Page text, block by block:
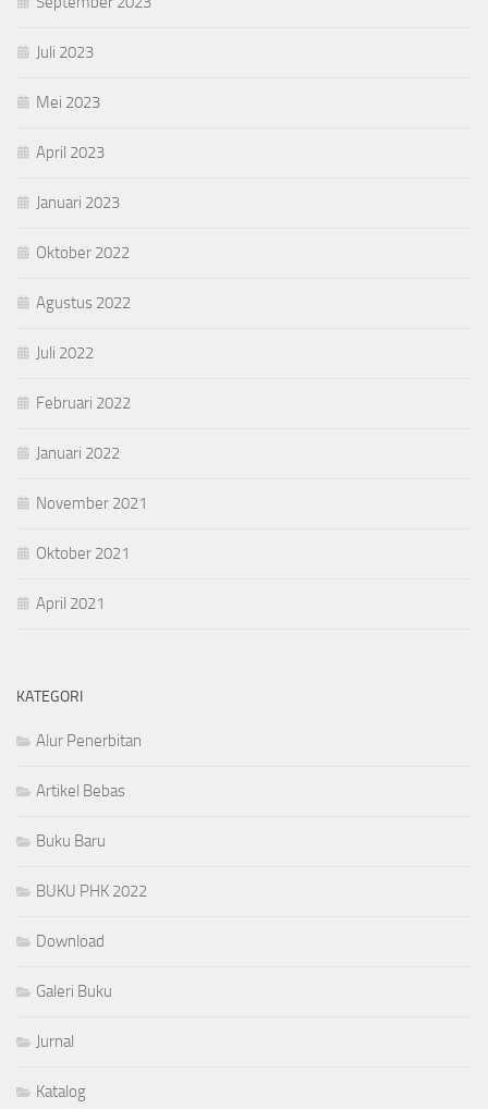
Juli 2023
Mei 2023
April 2023
Januari 2023
Oktober 2022
Agustus 2022
Juli 2022
Februari 2022
Januari 2022
November 2021
Oktober 2021
April 2021
KATEGORI
Alur Penerbitan
Artikel Bebas
Buku Baru
BUKU PHK 2022
Download
Galeri Buku
Jurnal
Katalog